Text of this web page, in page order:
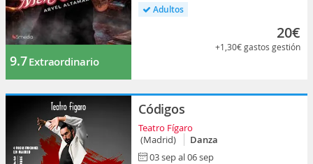
9.7Extraordinario
Adultos
20€
+1,30€gastos gestión
Códigos
Teatro Fígaro
(Madrid)
Danza
03 sep al 06 sep